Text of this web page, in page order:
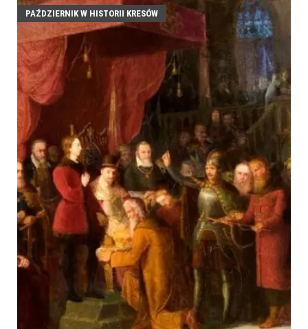
PAŹDZIERNIK W HISTORII KRESÓW